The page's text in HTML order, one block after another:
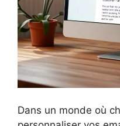
Dans un monde où